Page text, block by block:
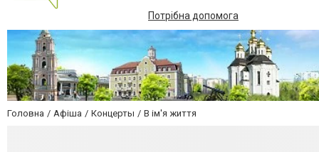
Потрібна допомога
Головна Афіша Концерты В ім'я життя